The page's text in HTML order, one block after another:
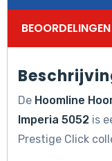
De Hoomline
Imperia 5052 is
Prestige Click